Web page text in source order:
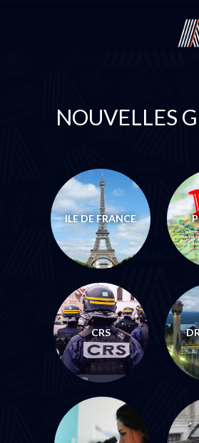
NOUVELLES
ILE DE FRANCE
CRS